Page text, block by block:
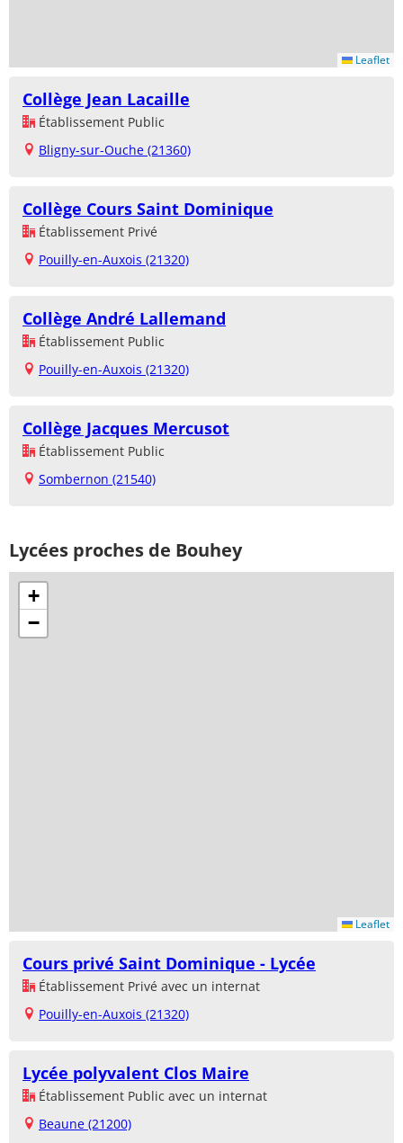
Leaflet
Collège Jean Lacaille
Établissement Public
Bligny-sur-Ouche (21360)
Collège Cours Saint Dominique
Établissement Privé
Pouilly-en-Auxois (21320)
Collège André Lallemand
Établissement Public
Pouilly-en-Auxois (21320)
Collège Jacques Mercusot
Établissement Public
Sombernon (21540)
Lycées proches de Bouhey
+
−
Leaflet
Cours privé Saint Dominique - Lycée
Établissement Privé avec un internat
Pouilly-en-Auxois (21320)
Lycée polyvalent Clos Maire
Établissement Public avec un internat
Beaune (21200)